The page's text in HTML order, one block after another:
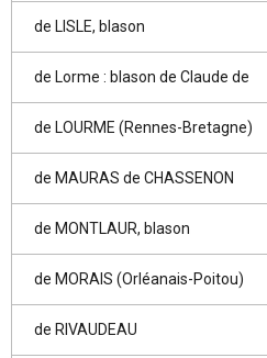
de LISLE, blason
de Lorme : blason de Claude de
de LOURME (Rennes-Bretagne)
de MAURAS de CHASSENON
de MONTLAUR, blason
de MORAIS (Orléanais-Poitou)
de RIVAUDEAU